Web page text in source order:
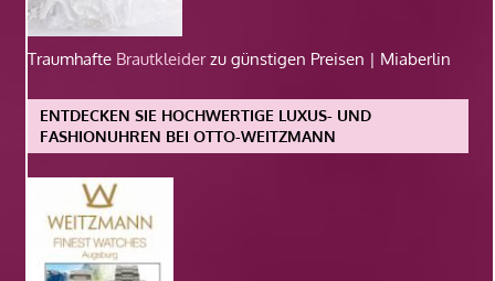
Traumhafte Brautkleiderzu günstigen Preisen | Miaberlin
ENTDECKEN SIE HOCHWERTIGE LUXUS- UND
FASHIONUHREN BEI OTTO-WEITZMANN